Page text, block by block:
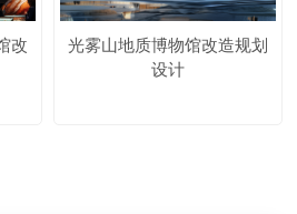
改
光雾山地质博物馆改造规划
设计